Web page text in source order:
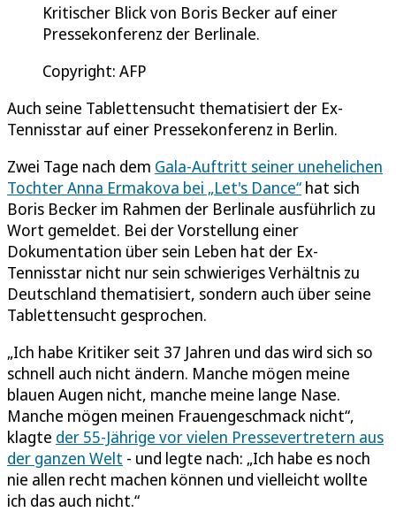
Kritischer Blick von Boris Becker auf einer
Pressekonferenz der Berlinale.
Copyright: AFP
Auch seine Tablettensucht thematisiert der Ex-
Tennisstar auf einer Pressekonferenz in Berlin.
Zwei Tage nach dem Gala-Auftritt seiner unehelichen
Tochter Anna Ermakova bei „Let's Dance“ hat sich
Boris Becker im Rahmen der Berlinale ausführlich zu
Wort gemeldet. Bei der Vorstellung einer
Dokumentation über sein Leben hat der Ex-
Tennisstar nicht nur sein schwieriges Verhältnis zu
Deutschland thematisiert, sondern auch über seine
Tablettensucht gesprochen.
„Ich habe Kritiker seit 37 Jahren und das wird sich so
schnell auch nicht ändern. Manche mögen meine
blauen Augen nicht, manche meine lange Nase.
Manche mögen meinen Frauengeschmack nicht“,
klagte der 55-Jährige vor vielen Pressevertretern aus
der ganzen Welt - und legte nach: „Ich habe es noch
nie allen recht machen können und vielleicht wollte
ich das auch nicht.“